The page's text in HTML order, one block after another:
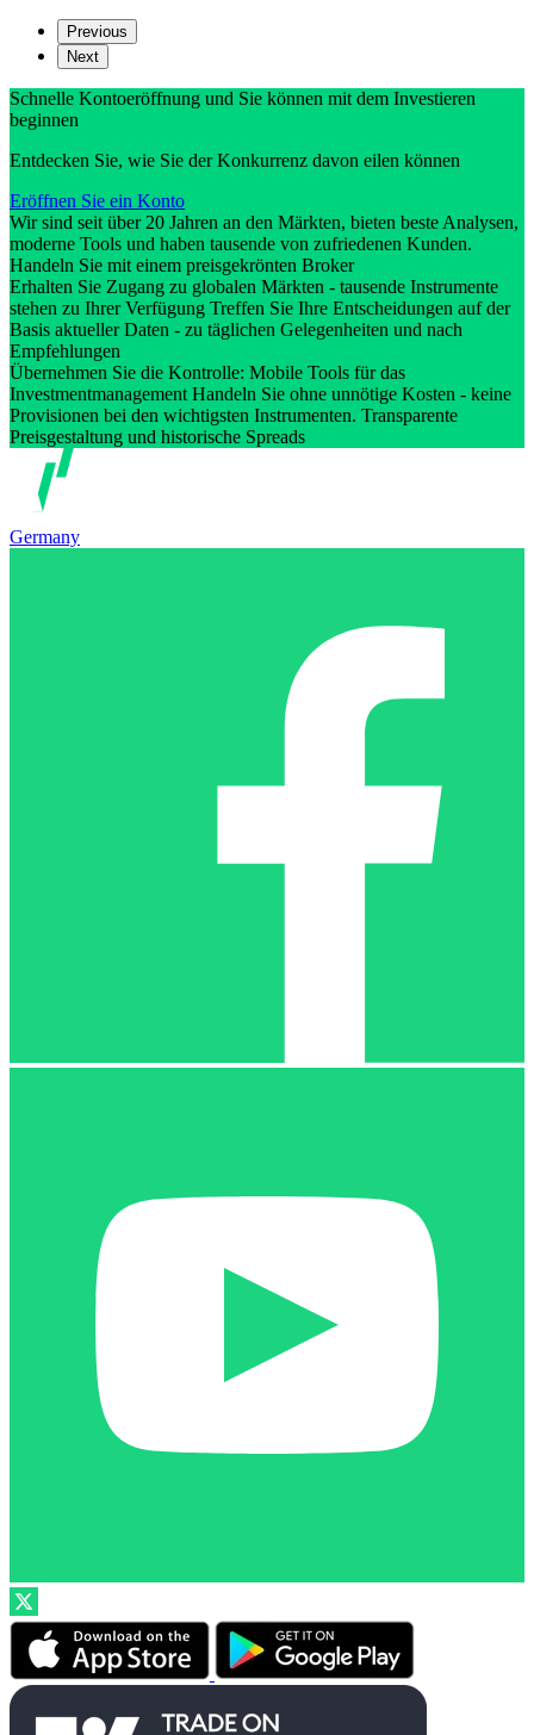
Previous
Next
Schnelle Kontoeröffnung und Sie können mit dem Investieren
beginnen
Entdecken Sie, wie Sie der Konkurrenz davon eilen können
Eröffnen Sie ein Konto
Wir sind seit über 20 Jahren an den Märkten, bieten beste Analysen,
moderne Tools und haben tausende von zufriedenen Kunden.
Handeln Sie mit einem preisgekrönten Broker
Erhalten Sie Zugang zu globalen Märkten - tausende Instrumente
stehen zu Ihrer Verfügung Treffen Sie Ihre Entscheidungen auf der
Basis aktueller Daten - zu täglichen Gelegenheiten und nach
Empfehlungen
Übernehmen Sie die Kontrolle: Mobile Tools für das
Investmentmanagement Handeln Sie ohne unnötige Kosten - keine
Provisionen bei den wichtigsten Instrumenten. Transparente
Preisgestaltung und historische Spreads
Germany